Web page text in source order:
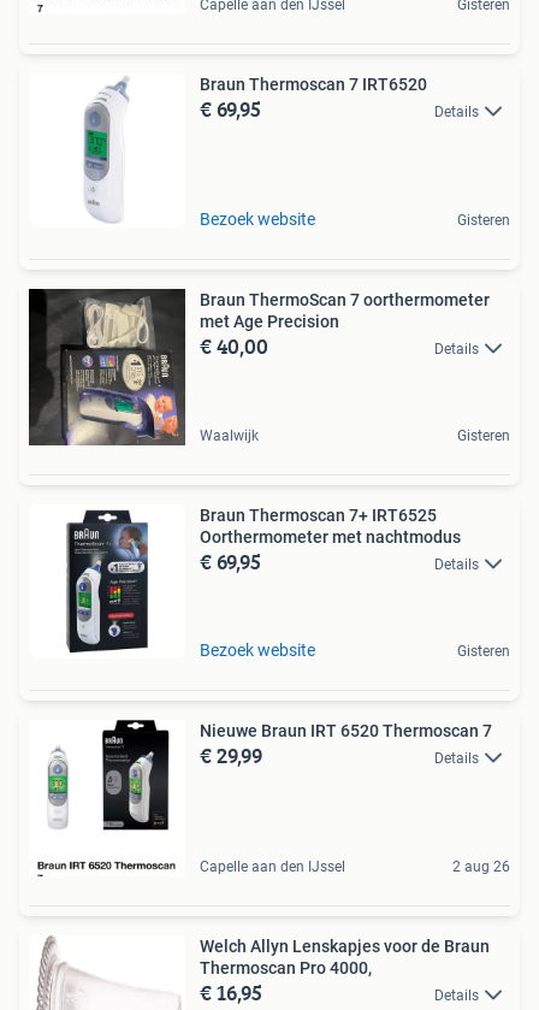
Capelle aan den IJssel Gisteren
Braun Thermoscan 7 IRT6520
€ 69,95 Details
Bezoek website Gisteren
Braun ThermoScan 7 oorthermometer
met Age Precision
€ 40,00 Details
Waalwijk Gisteren
Braun Thermoscan 7+ IRT6525
Oorthermometer met nachtmodus
€ 69,95 Details
Bezoek website Gisteren
Nieuwe Braun IRT 6520 Thermoscan 7
€ 29,99 Details
Capelle aan den IJssel 2 aug 26
Welch Allyn Lenskapjes voor de Braun
Thermoscan Pro 4000,
€ 16,95 Details